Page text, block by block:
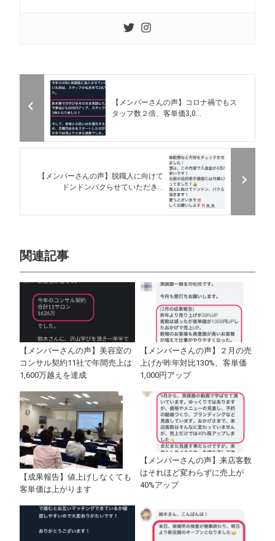
【メンバーさんの声】コロナ禍でもス
タッフ数２倍、客単価3,0...
【メンバーさんの声】脱職人に向けて
ドンドンパクらせていただき...
関連記事
【メンバーさんの声】美容室の
コンサル契約11社で年間売上は
1,600万越えを達成
【メンバーさんの声】２月の売
上げが昨年対比130%、客単価
1,000円アップ
【成果報告】値上げしなくても
客単価は上がります
【メンバーさんの声】来店客数
はそれほど変わらずに売上が
40%アップ